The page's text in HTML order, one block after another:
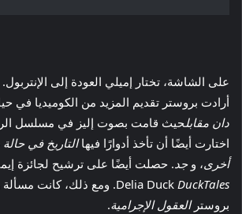
على الشاشة، تختار إميلي العودة إلى الإنتربول.
أرادت بروستر تقديم المزيد من الكوميديا ​​في
دان مقابلحيث قامت بصوت إليز في مسلسل
اختارت أيضًا أن تأخذ أدوارًا فيهاالتاريخ في
أخرى، وجد. حصلت أيضًا على ترشيح لجائزة
Delia Duck DuckTales
. ومع ذلك، كانت
بروسترالعقول الإجرامية.